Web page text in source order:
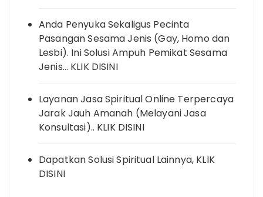
Anda Penyuka Sekaligus Pecinta
Pasangan Sesama Jenis (Gay, Homo dan
Lesbi). Ini Solusi Ampuh Pemikat Sesama
Jenis… KLIK DISINI
Layanan Jasa Spiritual Online Terpercaya
Jarak Jauh Amanah (Melayani Jasa
Konsultasi).. KLIK DISINI
Dapatkan Solusi Spiritual Lainnya, KLIK
DISINI